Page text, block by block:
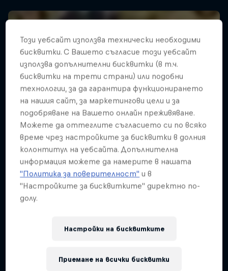
Този уебсайт използва технически необходими
бисквитки. С Вашето съгласие този уебсайт
използва допълнителни бисквитки (в т.ч.
бисквитки на трети страни) или подобни
технологии, за да гарантира функционирането
на нашия сайт, за маркетингови цели и за
подобряване на Вашето онлайн преживяване.
Можете да оттеглите съгласието си по всяко
време чрез настройките за бисквитки в долния
колонтитул на уебсайта. Допълнителна
информация можете да намерите в нашата
"Политика за поверителност" и в
"Настройките за бисквитките" директно по-
долу.
Настройки на бисквитките
Приемане на всички бисквитки